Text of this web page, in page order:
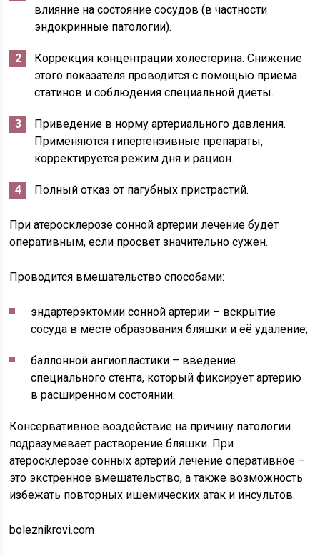
влияние на состояние сосудов (в частности
эндокринные патологии).
Коррекция концентрации холестерина. Снижение
этого показателя проводится с помощью приёма
статинов и соблюдения специальной диеты.
Приведение в норму артериального давления.
Применяются гипертензивные препараты,
корректируется режим дня и рацион.
Полный отказ от пагубных пристрастий.
При атеросклерозе сонной артерии лечение будет
оперативным, если просвет значительно сужен.
Проводится вмешательство способами:
эндартерэктомии сонной артерии – вскрытие
сосуда в месте образования бляшки и её удаление;
баллонной ангиопластики – введение
специального стента, который фиксирует артерию
в расширенном состоянии.
Консервативное воздействие на причину патологии
подразумевает растворение бляшки. При
атеросклерозе сонных артерий лечение оперативное –
это экстренное вмешательство, а также возможность
избежать повторных ишемических атак и инсультов.
boleznikrovi.com